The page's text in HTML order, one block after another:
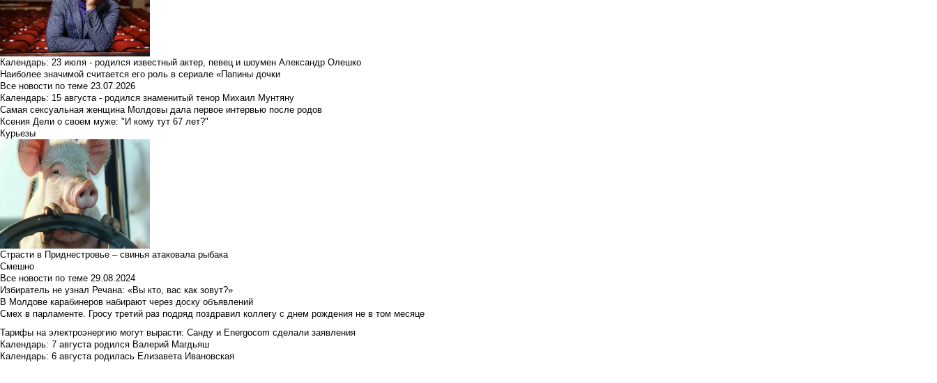
Календарь: 23 июля - родился известный актер, певец и шоумен Александр Олешко
Наиболее значимой считается его роль в сериале «Папины дочки
Все новости по теме 23.07.2026
Календарь: 15 августа - родился знаменитый тенор Михаил Мунтяну
Самая сексуальная женщина Молдовы дала первое интервью после родов
Ксения Дели о своем муже: "И кому тут 67 лет?"
Курьезы
Страсти в Приднестровье – свинья атаковала рыбака
Смешно
Все новости по теме 29.08.2024
Избиратель не узнал Речана: «Вы кто, вас как зовут?»
В Молдове карабинеров набирают через доску объявлений
Смех в парламенте. Гросу третий раз подряд поздравил коллегу с днем рождения не в том месяце
Тарифы на электроэнергию могут вырасти: Санду и Energocom сделали заявления
Календарь: 7 августа родился Валерий Магдьяш
Календарь: 6 августа родилась Елизавета Ивановская